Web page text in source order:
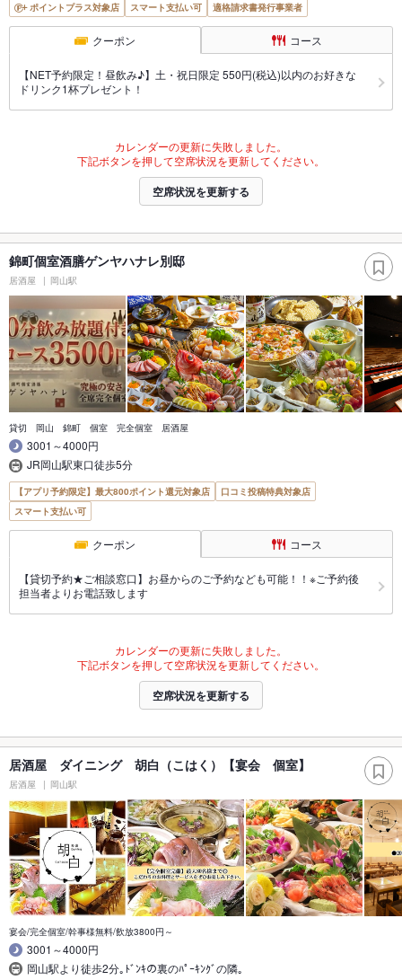
ポイントプラス対象店
スマート支払い可 適格請求書発行事業者
クーポン コース
【NET予約限定！昼飲み♪】土・祝日限定 550円(税込)以内のお好きな
ドリンク1杯プレゼント！
カレンダーの更新に失敗しました。
下記ボタンを押して空席状況を更新してください。
空席状況を更新する
錦町個室酒膳ゲンヤハナレ別邸
居酒屋 岡山駅
貸切 岡山 錦町 個室 完全個室 居酒屋
3001～4000円
JR岡山駅東口徒歩5分
【アプリ予約限定】最大800ポイント還元対象店
口コミ投稿特典対象店
スマート支払い可
クーポン コース
【貸切予約★ご相談窓口】お昼からのご予約なども可能！！※ご予約後
担当者よりお電話致します
カレンダーの更新に失敗しました。
下記ボタンを押して空席状況を更新してください。
空席状況を更新する
居酒屋 ダイニング 胡白（こはく）【宴会 個室】
居酒屋 岡山駅
宴会/完全個室/幹事様無料/飲放3800円～
3001～4000円
岡山駅より徒歩2分｡ﾄﾞﾝｷの裏のﾊﾟｰｷﾝｸﾞの隣｡